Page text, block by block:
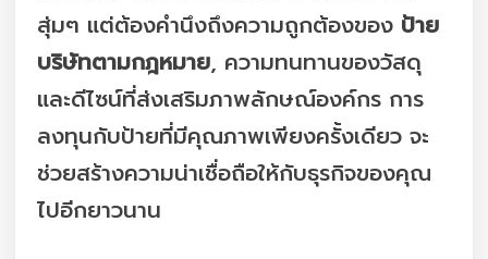
สุ่มๆ แต่ต้องคำนึงถึงความถูกต้องของ ป้าย
บริษัทตามกฎหมาย, ความทนทานของวัสดุ
และดีไซน์ที่ส่งเสริมภาพลักษณ์องค์กร การ
ลงทุนกับป้ายที่มีคุณภาพเพียงครั้งเดียว จะ
ช่วยสร้างความน่าเชื่อถือให้กับธุรกิจของคุณ
ไปอีกยาวนาน